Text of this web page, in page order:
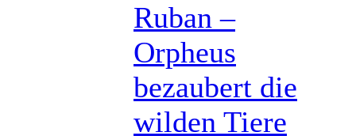
Ruban –
Orpheus
bezaubert die
wilden Tiere